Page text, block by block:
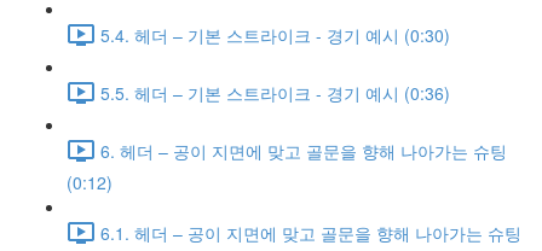
5.4. 헤더 – 기본 스트라이크 - 경기 예시 (0:30)
5.5. 헤더 – 기본 스트라이크 - 경기 예시 (0:36)
6. 헤더 – 공이 지면에 맞고 골문을 향해 나아가는 슈팅
(0:12)
6.1. 헤더 – 공이 지면에 맞고 골문을 향해 나아가는 슈팅